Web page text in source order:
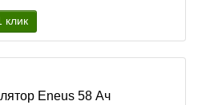
клик
Eneus 58 Ач